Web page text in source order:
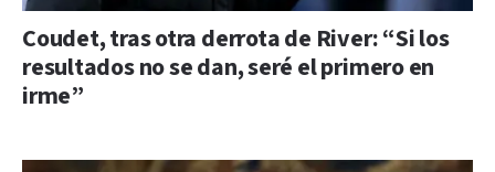
Coudet, tras otra derrota de River: “Si los
resultados no se dan, seré el primero en
irme”